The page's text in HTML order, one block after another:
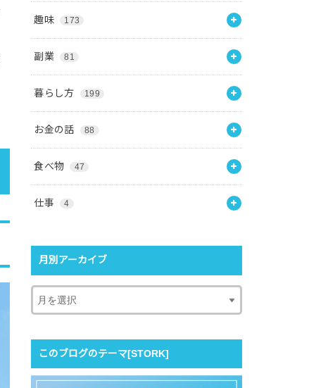
趣味 173
副業 81
暮らし方 199
お金の話 88
食べ物 47
仕事 4
月別アーカイブ
このブログのテーマ[STORK]